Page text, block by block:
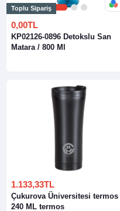
1 2 3
Toplu Sipariş
0,00TL
KP02126-0896 Detokslu San
Matara / 800 Ml
1.133,33TL
Çukurova Üniversitesi termos
240 ML termos